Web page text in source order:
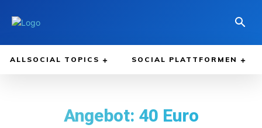
ALLSOCIAL TOPICS SOCIAL PLATTFORMEN
Angebot: 40 Euro